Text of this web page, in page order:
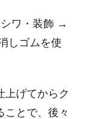
ワ・装飾 →
しゴムを使
上げてからク
ことで、後々